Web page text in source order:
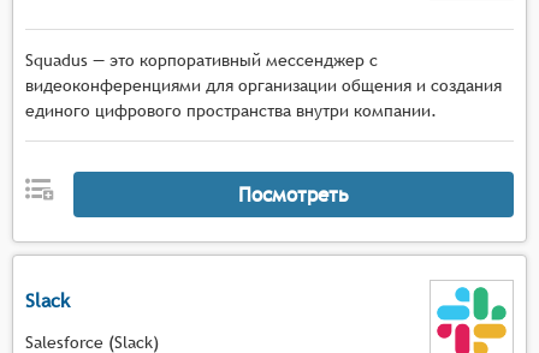
Squadus — это корпоративный мессенджер с
видеоконференциями для организации общения и создания
единого цифрового пространства внутри компании.
Посмотреть
Slack
Salesforce (Slack)